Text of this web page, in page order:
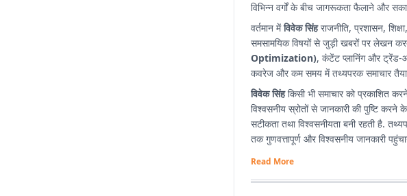
विभिन्न वर्गों के बीच जागरूकता फैलाने और
वर्तमान मेंविवेक सिंहराजनीति, प्रशासन,
समसामयिक विषयों से जुड़ी खबरों पर लेखन
Optimization), कंटेंट प्लानिंग और ट्रेंड-
कवरेज और कम समय में तथ्यपरक समाचार
विवेक सिंहकिसी भी समाचार को प्रकाशित
विश्वसनीय स्रोतों से जानकारी की पुष्टि
सटीकता तथा विश्वसनीयता बनी रहती है.
तक गुणवत्तापूर्ण और विश्वसनीय जानकारी
Read More